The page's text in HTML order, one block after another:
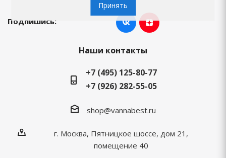
Подпишись:
Наши контакты
+7 (495) 125-80-77
+7 (926) 282-55-05
shop@vannabest.ru
г. Москва, Пятницкое шоссе, дом 21,
помещение 40
Принять